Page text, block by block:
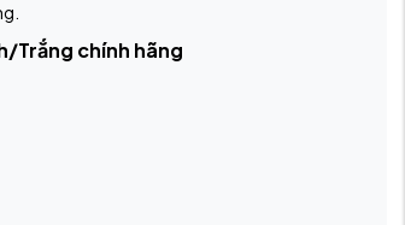
Trắng chính hãng